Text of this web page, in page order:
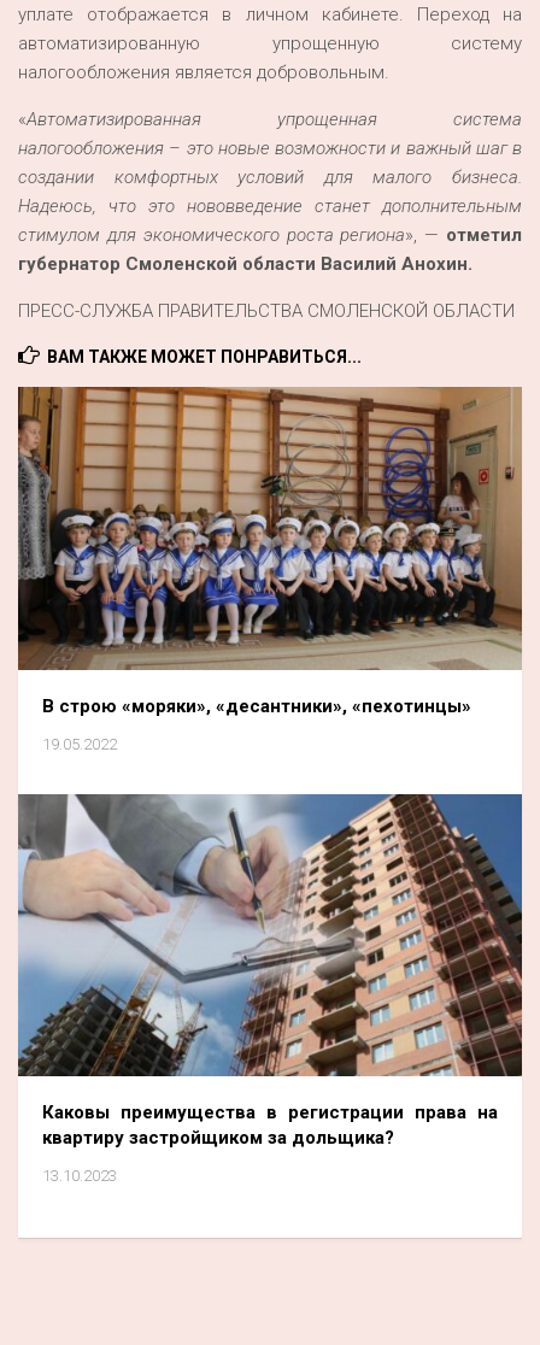
уплате отображается в личном кабинете. Переход на
автоматизированную упрощенную систему
налогообложения является добровольным.
«Автоматизированная упрощенная система
налогообложения – это новые возможности и важный шаг в
создании комфортных условий для малого бизнеса.
Надеюсь, что это нововведение станет дополнительным
стимулом для экономического роста региона», — отметил
губернатор Смоленской области Василий Анохин.
ПРЕСС-СЛУЖБА ПРАВИТЕЛЬСТВА СМОЛЕНСКОЙ ОБЛАСТИ
ВАМ ТАКЖЕ МОЖЕТ ПОНРАВИТЬСЯ...
В строю «моряки», «десантники», «пехотинцы»
19.05.2022
Каковы преимущества в регистрации права на
квартиру застройщиком за дольщика?
13.10.2023